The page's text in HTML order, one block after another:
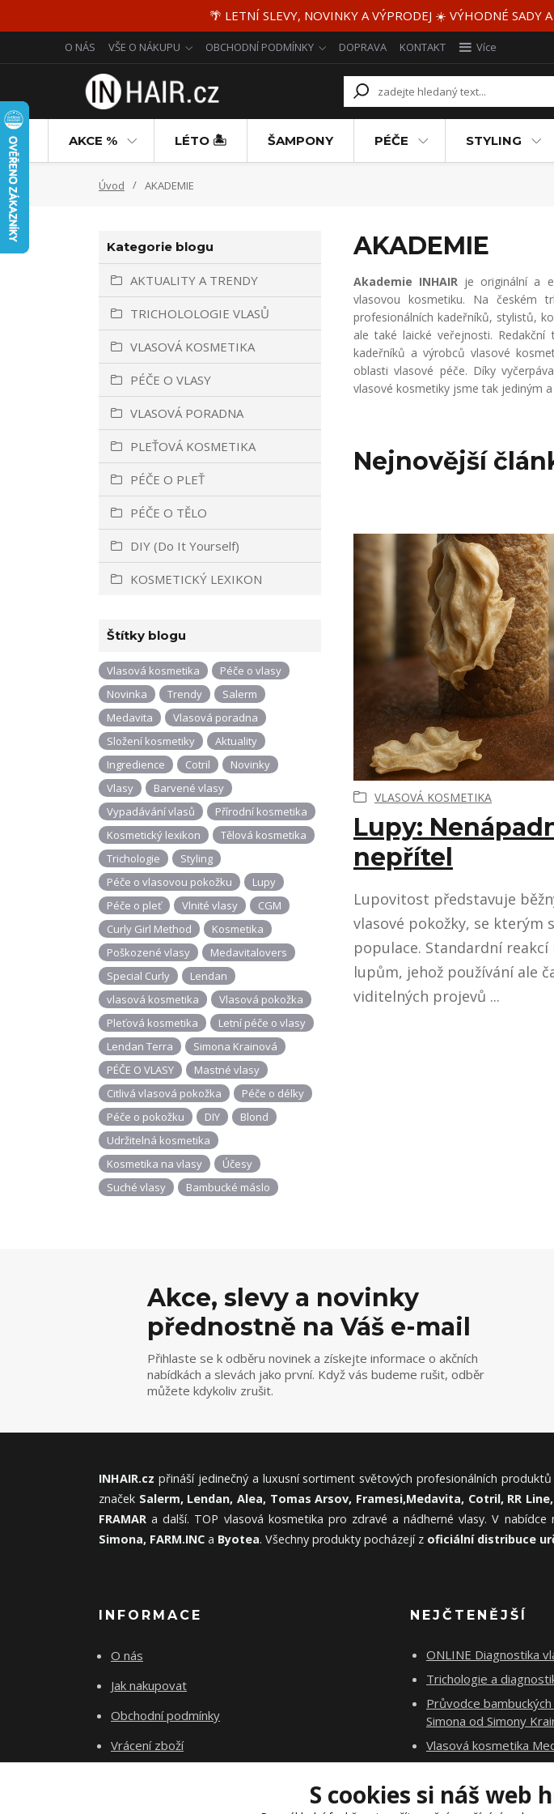
🌴 LETNÍ SLEVY, NOVINKY A VÝPRODEJ ☀️ VÝHODNÉ SADY
O NÁS VŠE O NÁKUPU OBCHODNÍ PODMÍNKY DOPRAVA KONTAKT Více
AKCE % LÉTO 🏝️ ŠAMPONY PÉČE STYLING
Úvod AKADEMIE
Kategorie blogu
AKTUALITY A TRENDY
TRICHOLOLOGIE VLASŮ
VLASOVÁ KOSMETIKA
PÉČE O VLASY
VLASOVÁ PORADNA
PLEŤOVÁ KOSMETIKA
PÉČE O PLEŤ
PÉČE O TĚLO
DIY (Do It Yourself)
KOSMETICKÝ LEXIKON
Štítky blogu
Vlasová kosmetika
Péče o vlasy
Novinka
Trendy
Salerm
Medavita
Vlasová poradna
Složení kosmetiky
Aktuality
Ingredience
Cotril
Novinky
Vlasy
Barvené vlasy
Vypadávání vlasů
Přírodní kosmetika
Kosmetický lexikon
Tělová kosmetika
Trichologie
Styling
Péče o vlasovou pokožku
Lupy
Péče o pleť
Vlnité vlasy
CGM
Curly Girl Method
Kosmetika
Poškozené vlasy
Medavitalovers
Special Curly
Lendan
vlasová kosmetika
Vlasová pokožka
Pleťová kosmetika
Letní péče o vlasy
Lendan Terra
Simona Krainová
PÉČE O VLASY
Mastné vlasy
Citlivá vlasová pokožka
Péče o délky
Péče o pokožku
DIY
Blond
Udržitelná kosmetika
Kosmetika na vlasy
Účesy
Suché vlasy
Bambucké máslo
AKADEMIE
Akademie INHAIR je originální a
vlasovou kosmetiku. Na českém
profesionálních kadeřníků, stylistů,
ale také laické veřejnosti.
kadeřníků a výrobců vlasové
oblasti vlasové péče. Díky
vlasové kosmetiky jsme tak jediným
Nejnovější
Lupy:
nepřítel
VLASOVÁ KOSMETIKA
Lupovitost představuje
vlasové pokožky, se kterým
populace. Standardní
lupům, jehož používání ale
viditelných projevů ...
Akce, slevy a novinky
přednostně na Váš e-mail
Přihlaste se k odběru novinek a získejte informace o akčních
nabídkách a slevách jako první. Když vás budeme rušit, odběr
můžete kdykoliv zrušit.
INHAIR.cz přináší jedinečný a luxusní sortiment světových profesionálních produktů
značek Salerm, Lendan, Alea, Tomas Arsov, Framesi,Medavita, Cotril, RR
FRAMAR a další. TOP vlasová kosmetika pro zdravé a nádherné vlasy. V
Simona, FARM.INC a Byotea. Všechny produkty pocházejí z oficiální distribuce
INFORMACE
O nás
Jak nakupovat
Obchodní podmínky
Vrácení zboží
NEJČTENĚJŠÍ
ONLINE Diagnostika
Trichologie a
Průvodce
Simona od Simony
Vlasová kosmetika
Vlasová poradna
S cookies si náš web